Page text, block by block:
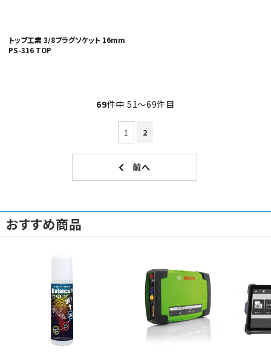
トップ工業 3/8プラグソケット 16mm
PS-316 TOP
69件中 51〜69件目
1 2
おすすめ商品